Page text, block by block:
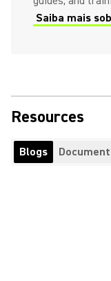
Saiba mais
Resources
Blogs